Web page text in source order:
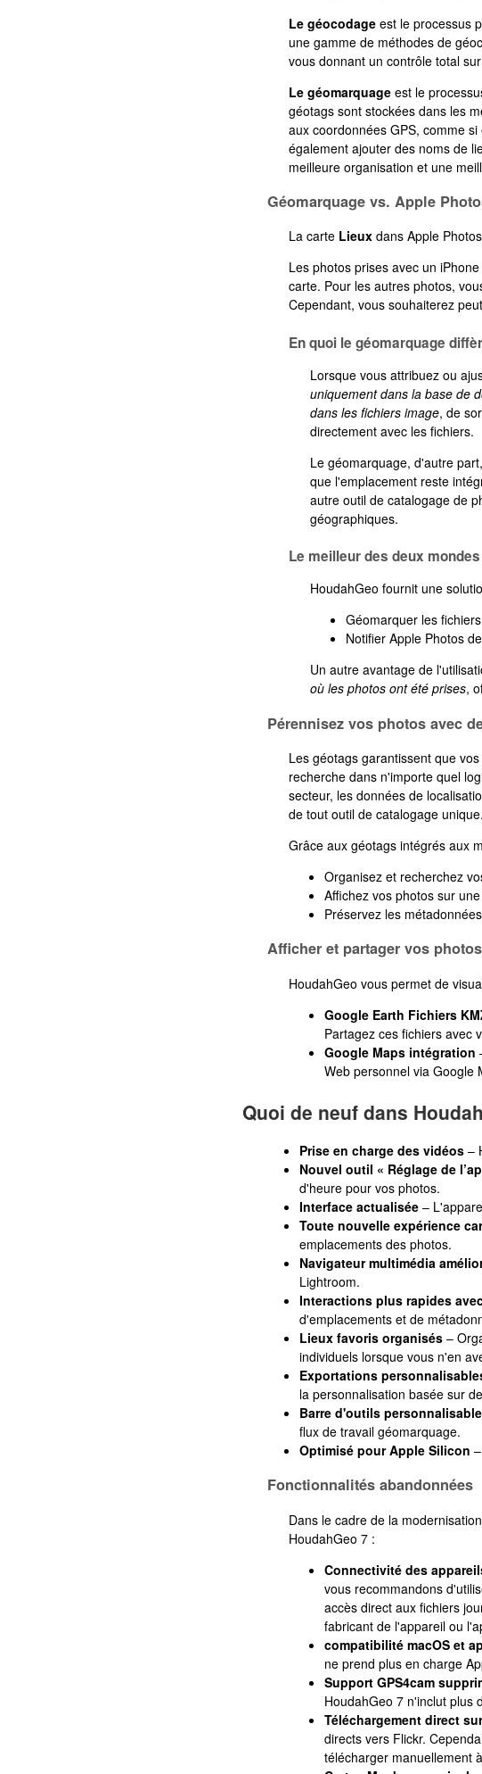
Le géocodage est le processus
une gamme de méthodes de
vous donnant un contrôle total
Le géomarquage est le
géotags sont stockées dans les
aux coordonnées GPS, comme
également ajouter des noms de
meilleure organisation et une
Géomarquage vs. Apple
La carte Lieux dans Apple
Les photos prises avec un
carte. Pour les autres photos,
Cependant, vous souhaiterez
En quoi le géomarquage
Lorsque vous attribuez ou
uniquement dans la base de
dans les fichiers image, de
directement avec les fichiers.
Le géomarquage, d'autre
que l'emplacement reste
autre outil de catalogage de
géographiques.
Le meilleur des deux
HoudahGeo fournit une
Géomarquer les
Notifier Apple Photos
Un autre avantage de
où les photos ont été prises,
Pérennisez vos photos avec
Les géotags garantissent que
recherche dans n'importe quel
secteur, les données de
de tout outil de catalogage unique.
Grâce aux géotags intégrés aux
Organisez et recherchez
Affichez vos photos sur
Préservez les
Afficher et partager vos
HoudahGeo vous permet de
Google Earth Fichiers
Partagez ces fichiers avec
Google Maps intégration
Web personnel via Google
Quoi de neuf dans
Prise en charge des vidéos –
Nouvel outil « Réglage de
d'heure pour vos photos.
Interface actualisée –
Toute nouvelle expérience
emplacements des photos.
Navigateur multimédia
Lightroom.
Interactions plus rapides
d'emplacements et de
Lieux favoris organisés –
individuels lorsque vous n'en
Exportations
la personnalisation basée sur
Barre d'outils personnalisable
flux de travail géomarquage.
Optimisé pour Apple Silicon
Fonctionnalités abandonnées
Dans le cadre de la
HoudahGeo 7 :
Connectivité des
vous recommandons
accès direct aux fichiers
fabricant de l'appareil ou
compatibilité macOS et
ne prend plus en charge
Support GPS4cam
HoudahGeo 7 n'inclut plus
Téléchargement direct
directs vers Flickr.
télécharger manuellement